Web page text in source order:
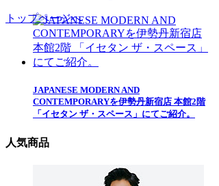
JAPANESE MODERN AND
CONTEMPORARYを伊勢丹新宿店 本館2階
「イセタン ザ・スペース」にてご紹介。
人気商品
トップページへ